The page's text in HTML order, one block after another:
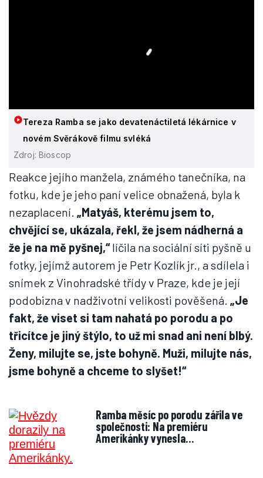
Tereza Ramba se jako devatenáctiletá lékárnice v
novém Svěrákově filmu svléká
Zdroj: Bioscop
Reakce jejího manžela, známého tanečníka, na
fotku, kde je jeho paní velice obnažená, byla k
nezaplacení. „Matyáš, kterému jsem to,
chvějící se, ukázala, řekl, že jsem nádherná a
že je na mě pyšnej,“líčila na sociální síti pyšně u
fotky, jejímž autorem je Petr Kozlík jr., a sdílela i
snímek z Vinohradské třídy v Praze, kde je její
podobizna v nadživotní velikosti pověšená. „Je
fakt, že viset si tam nahatá po porodu a po
třicítce je jiný štýlo, to už mi snad ani není blbý.
Ženy, milujte se, jste bohyně. Muži, milujte nás,
jsme bohyně a chceme to slyšet!“
Ramba měsíc po porodu zářila ve
společnosti: Na premiéru
Amerikánky vynesla…